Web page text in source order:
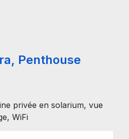
Penthouse
privée en solarium, vue
WiFi